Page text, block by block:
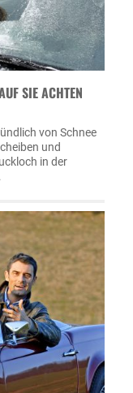
SIE ACHTEN
von Schnee
und
in der